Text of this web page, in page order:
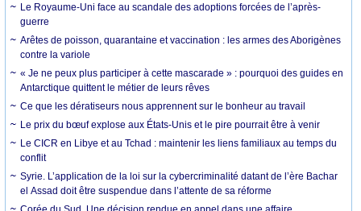
Le Royaume-Uni face au scandale des adoptions forcées de l’après-
guerre
Arêtes de poisson, quarantaine et vaccination : les armes des Aborigènes
contre la variole
« Je ne peux plus participer à cette mascarade » : pourquoi des guides en
Antarctique quittent le métier de leurs rêves
Ce que les dératiseurs nous apprennent sur le bonheur au travail
Le prix du bœuf explose aux États-Unis et le pire pourrait être à venir
Le CICR en Libye et au Tchad : maintenir les liens familiaux au temps du
conflit
Syrie. L’application de la loi sur la cybercriminalité datant de l’ère Bachar
el Assad doit être suspendue dans l’attente de sa réforme